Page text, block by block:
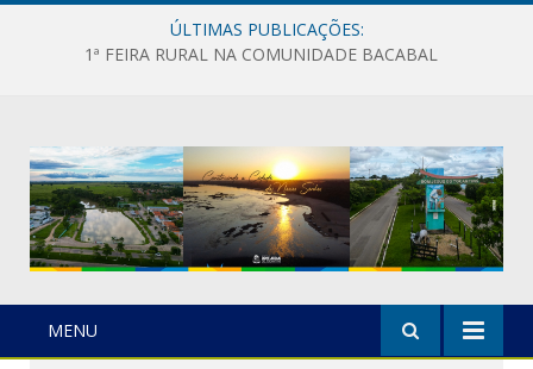
ÚLTIMAS PUBLICAÇÕES:
1ª FEIRA RURAL NA COMUNIDADE BACABAL
MENU